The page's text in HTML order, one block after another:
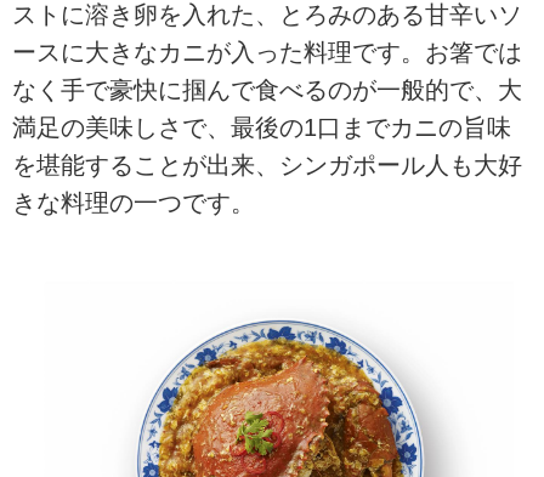
ストに溶き卵を入れた、とろみのある甘辛いソ
ースに大きなカニが入った料理です。お箸では
なく手で豪快に掴んで食べるのが一般的で、大
満足の美味しさで、最後の1口までカニの旨味
を堪能することが出来、シンガポール人も大好
きな料理の一つです。